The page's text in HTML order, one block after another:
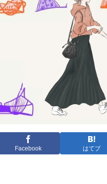
Facebook はてブ